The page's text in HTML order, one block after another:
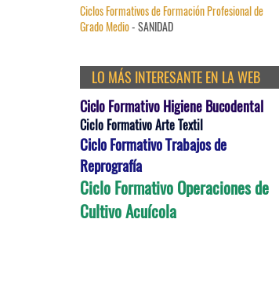
Ciclos Formativos de Formación Profesional de
Grado Medio- SANIDAD
LO MÁS INTERESANTE EN LA WEB
Ciclo Formativo Higiene Bucodental
Ciclo Formativo Arte Textil
Ciclo Formativo Trabajos de
Reprografía
Ciclo Formativo Operaciones de
Cultivo Acuícola